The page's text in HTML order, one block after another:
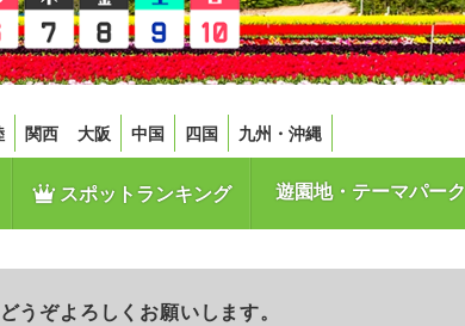
関西 大阪 中国 四国 九州・沖縄
スポットランキング 遊園地・テーマパーク
ぞよろしくお願いします。